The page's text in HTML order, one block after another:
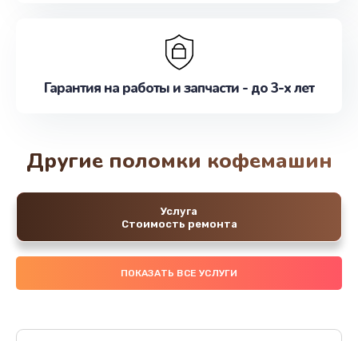
Гарантия на работы и запчасти - до 3-х лет
Другие поломки кофемашин
Услуга
Стоимость ремонта
ПОКАЗАТЬ ВСЕ УСЛУГИ